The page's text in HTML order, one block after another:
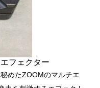
フェクター
めたZOOMのマルチエ